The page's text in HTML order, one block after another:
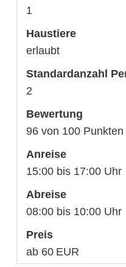
1
Haustiere
erlaubt
Standardanzahl
2
Bewertung
96 von 100
Anreise
15:00 bis 17:00 Uhr
Abreise
08:00 bis 10:00 Uhr
Preis
ab 60 EUR